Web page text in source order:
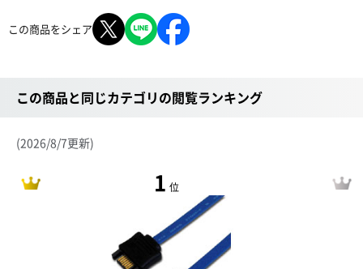
この商品をシェア
この商品と同じカテゴリの閲覧ランキング
(2026/8/7更新)
1 位